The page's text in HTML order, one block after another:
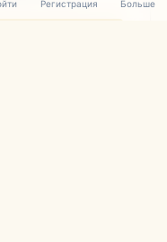
Регистрация Больше